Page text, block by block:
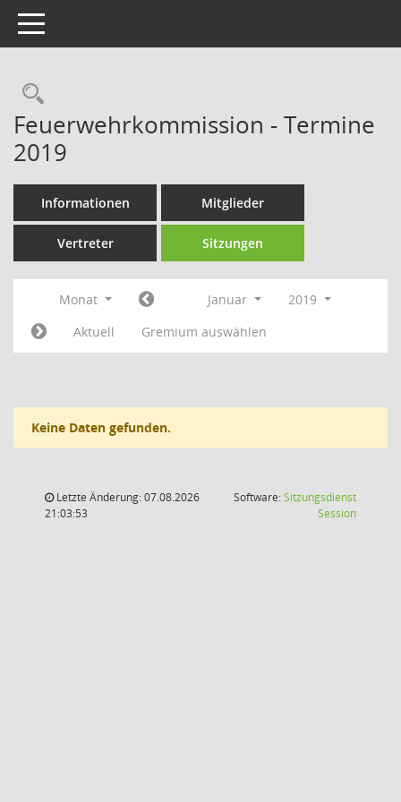
Toggle navigation
Rechercheauswahl
Feuerwehrkommission - Termine
2019
Informationen Mitglieder
Vertreter Sitzungen
Monat Januar
2019
Aktuell
Gremium auswählen
Keine Daten gefunden.
Letzte Änderung: 07.08.2026
21:03:53
Software:Sitzungsdienst
Session(Wird in